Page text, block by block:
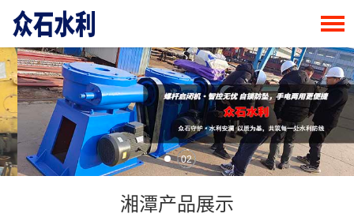
02
湘潭产品展示